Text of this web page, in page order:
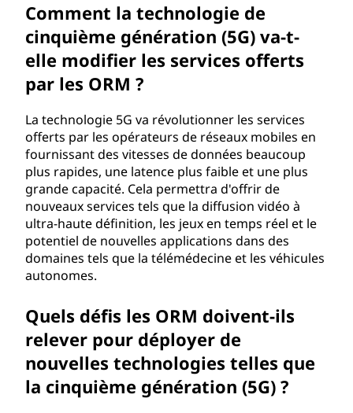
Comment la technologie de
cinquième génération (5G) va-t-
elle modifier les services offerts
par les ORM ?
La technologie 5G va révolutionner les services
offerts par les opérateurs de réseaux mobiles en
fournissant des vitesses de données beaucoup
plus rapides, une latence plus faible et une plus
grande capacité. Cela permettra d'offrir de
nouveaux services tels que la diffusion vidéo à
ultra-haute définition, les jeux en temps réel et le
potentiel de nouvelles applications dans des
domaines tels que la télémédecine et les véhicules
autonomes.
Quels défis les ORM doivent-ils
relever pour déployer de
nouvelles technologies telles que
la cinquième génération (5G) ?